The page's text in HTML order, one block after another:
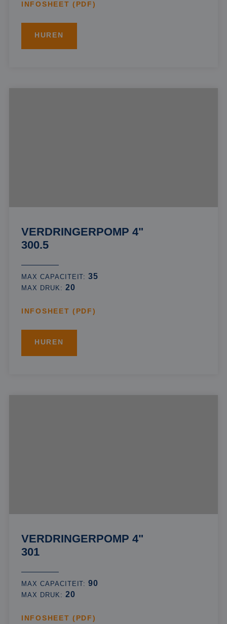
INFOSHEET (PDF)
HUREN
VERDRINGERPOMP 4"
300.5
MAX CAPACITEIT:35
MAX DRUK: 20
INFOSHEET (PDF)
HUREN
VERDRINGERPOMP 4"
301
MAX CAPACITEIT:90
MAX DRUK: 20
INFOSHEET (PDF)